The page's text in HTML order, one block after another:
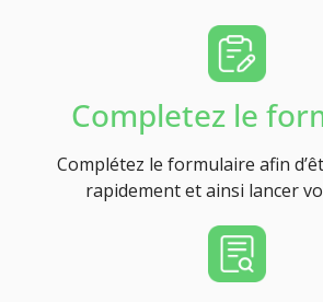
Completez le
Complétez le formulaire afin
rapidement et ainsi lancer